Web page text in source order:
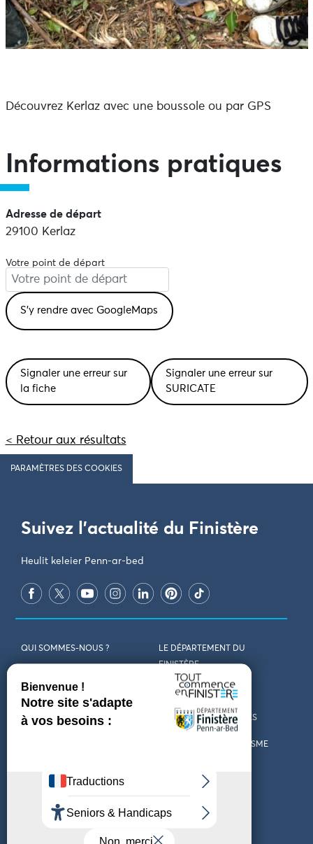
Découvrez Kerlaz avec une boussole ou par GPS
Informations pratiques
Adresse de départ
29100 Kerlaz
Votre point de départ
Signaler une erreur sur
la fiche
Signaler une erreur sur
SURICATE
< Retour aux résultats
PARAMÈTRES DES COOKIES
Suivez l'actualité du Finistère
Heulit keleier Penn-ar-bed
QUI SOMMES-NOUS ?
LE DÉPARTEMENT DU
FINISTÈRE
REJOIGNEZ-NOUS VENIR EN FINISTÈRE
CONTACT CARTES ET BROCHURES
LES OFFICES DE TOURISME
D’ACCESSIBILITÉ